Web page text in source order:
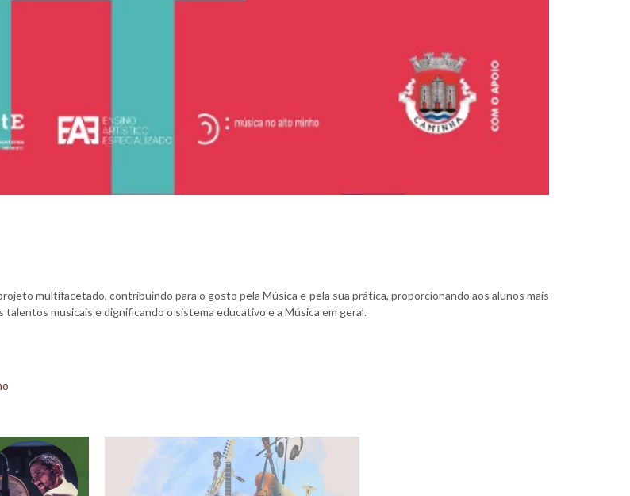
multifacetado, contribuindo para o gosto pela Música e pela sua prática, proporcionando aos alunos mais
musicais e dignificando o sistema educativo e a Música em geral.